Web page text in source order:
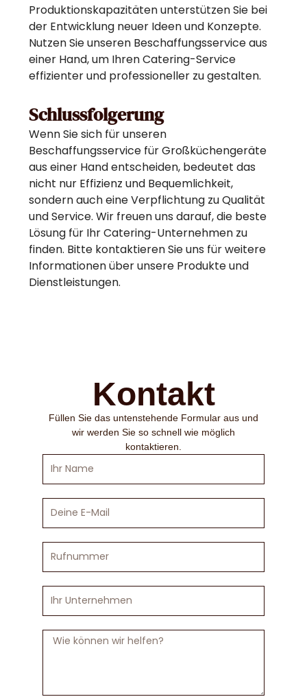
Produktionskapazitäten unterstützen Sie bei
der Entwicklung neuer Ideen und Konzepte.
Nutzen Sie unseren Beschaffungsservice aus
einer Hand, um Ihren Catering-Service
effizienter und professioneller zu gestalten.
Schlussfolgerung
Wenn Sie sich für unseren
Beschaffungsservice für Großküchengeräte
aus einer Hand entscheiden, bedeutet das
nicht nur Effizienz und Bequemlichkeit,
sondern auch eine Verpflichtung zu Qualität
und Service. Wir freuen uns darauf, die beste
Lösung für Ihr Catering-Unternehmen zu
finden. Bitte kontaktieren Sie uns für weitere
Informationen über unsere Produkte und
Dienstleistungen.
Kontakt
Füllen Sie das untenstehende Formular aus und
wir werden Sie so schnell wie möglich
kontaktieren.
Name
E-
Unternehmen
Nachricht